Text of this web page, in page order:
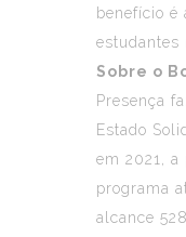
benefício é
estudantes
Sobre o
Presença
Estado
em 2021, a
programa
alcance